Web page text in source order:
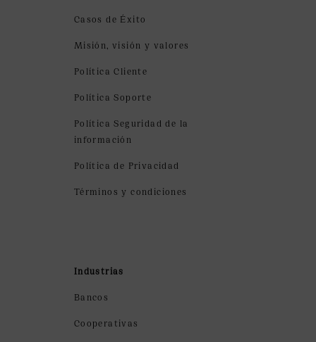
Casos de Éxito
Misión, visión y valores
Política Cliente
Política Soporte
Política Seguridad de la
información
Política de Privacidad
Términos y condiciones
Industrias
Bancos
Cooperativas